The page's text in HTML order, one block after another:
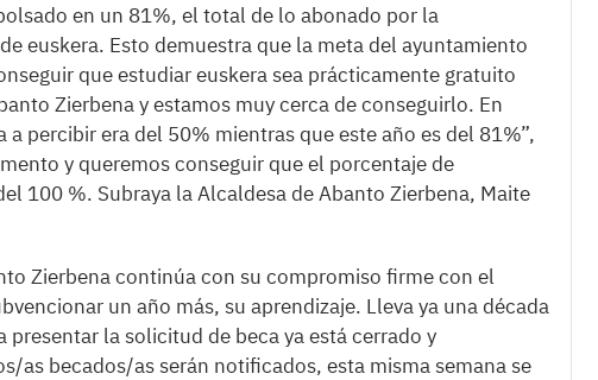
en un 81%, el total de lo abonado por la
euskera. Esto demuestra que la meta del ayuntamiento
que estudiar euskera sea prácticamente gratuito
Zierbena y estamos muy cerca de conseguirlo. En
percibir era del 50% mientras que este año es del 81%”,
y queremos conseguir que el porcentaje de
100 %. Subraya la Alcaldesa de Abanto Zierbena, Maite
Zierbena continúa con su compromiso firme con el
un año más, su aprendizaje. Lleva ya una década
presentar la solicitud de beca ya está cerrado y
as becados/as serán notificados, esta misma semana se